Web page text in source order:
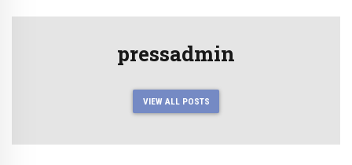
pressadmin
VIEW ALL POSTS